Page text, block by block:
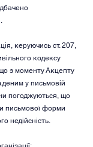
керуючись ст. 207,
кодексу
з моменту Акцепту
у письмовій
погоджуються, що
письмової форми
недійсність.